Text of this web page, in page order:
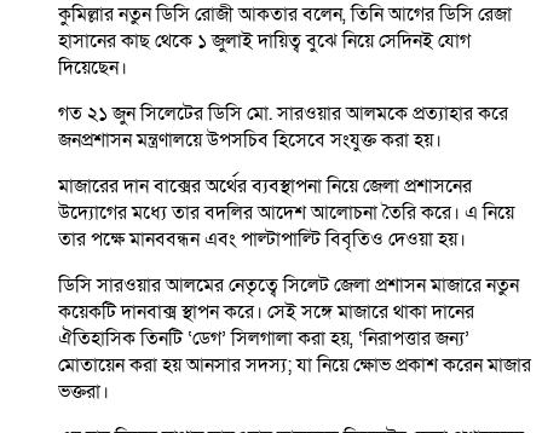
কুমিল্লার নতুন ডিসি রোজী আকতার বলেন, তিনি আগের ডিসি রেজা
হাসানের কাছ থেকে ১ জুলাই দায়িত্ব বুঝে নিয়ে সেদিনই যোগ
দিয়েছেন।
গত ২১ জুন সিলেটের ডিসি মো. সারওয়ার আলমকে প্রত্যাহার করে
জনপ্রশাসন মন্ত্রণালয়ে উপসচিব হিসেবে সংযুক্ত করা হয়।
মাজারের দান বাক্সের অর্থের ব্যবস্থাপনা নিয়ে জেলা প্রশাসনের
উদ্যোগের মধ্যে তার বদলির আদেশ আলোচনা তৈরি করে। এ নিয়ে
তার পক্ষে মানববন্ধন এবং পাল্টাপাল্টি বিবৃতিও দেওয়া হয়।
ডিসি সারওয়ার আলমের নেতৃত্বে সিলেট জেলা প্রশাসন মাজারে নতুন
কয়েকটি দানবাক্স স্থাপন করে। সেই সঙ্গে মাজারে থাকা দানের
ঐতিহাসিক তিনটি ‘ডেগ’ সিলগালা করা হয়, ‘নিরাপত্তার জন্য’
মোতায়েন করা হয় আনসার সদস্য; যা নিয়ে ক্ষোভ প্রকাশ করেন মাজার
ভক্তরা।